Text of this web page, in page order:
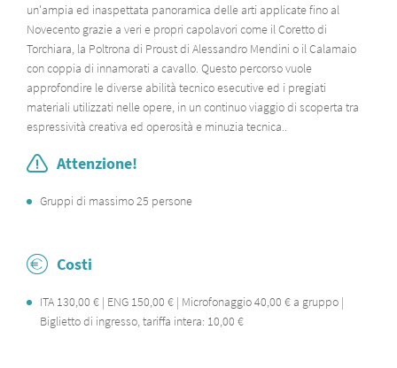
un'ampia ed inaspettata panoramica delle arti applicate fino al
Novecento grazie a veri e propri capolavori come il Coretto di
Torchiara, la Poltrona di Proust di Alessandro Mendini o il Calamaio
con coppia di innamorati a cavallo. Questo percorso vuole
approfondire le diverse abilità tecnico esecutive ed i pregiati
materiali utilizzati nelle opere, in un continuo viaggio di scoperta tra
espressività creativa ed operosità e minuzia tecnica..
Attenzione!
Gruppi di massimo 25 persone
Costi
ITA 130,00 € | ENG 150,00 € | Microfonaggio 40,00 € a gruppo |
Biglietto di ingresso, tariffa intera: 10,00 €